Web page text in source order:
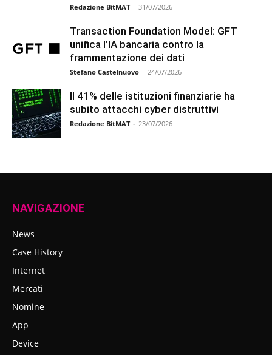
Redazione BitMAT - 31/07/2026
Transaction Foundation Model: GFT
unifica l’IA bancaria contro la
frammentazione dei dati
Stefano Castelnuovo - 24/07/2026
Il 41% delle istituzioni finanziarie ha
subito attacchi cyber distruttivi
Redazione BitMAT - 23/07/2026
NAVIGAZIONE
News
Case History
Internet
Mercati
Nomine
App
Device